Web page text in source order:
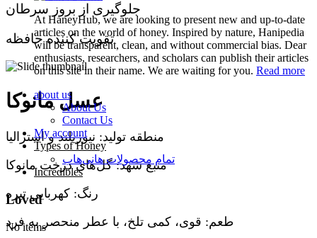
جلوگیری از بروز سرطان
تقویت کننده حافظه
عسل مانوکا
منطقه تولید: نیوزیلند و استرالیا
منبع شهد: گل‌های درخت مانوکا
رنگ: کهربایی تیره
طعم: قوی، کمی تلخ، با عطر منحصر به فرد
At HaneyHub, we are looking to present new and up-to-date
articles on the world of honey. Inspired by nature, Hanipedia
will be transparent, clean, and without commercial bias. Dear
enthusiasts, researchers, and scholars can publish their articles
on this site in their name. We are waiting for you. Read more
about us
About Us
Contact Us
My account
Types of Honey
تمام محصولات هانی‌هاب
Incredibles
Loved
No items